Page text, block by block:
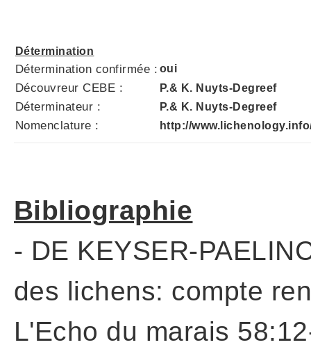
Détermination
Détermination confirmée : oui
Découvreur CEBE : P.& K. Nuyts-Degreef
Déterminateur : P.& K. Nuyts-Degreef
Nomenclature : http://
Bibliographie
- DE KEYSER-
des lichens: compte
L'Echo du marais